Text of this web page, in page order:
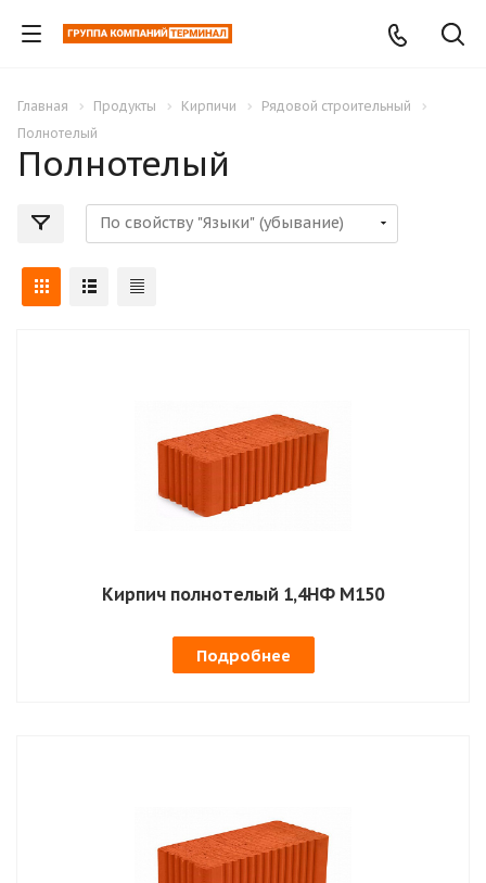
Главная Продукты Кирпичи
Рядовой строительный
Полнотелый
Полнотелый
Кирпич полнотелый 1,4НФ М150
Подробнее